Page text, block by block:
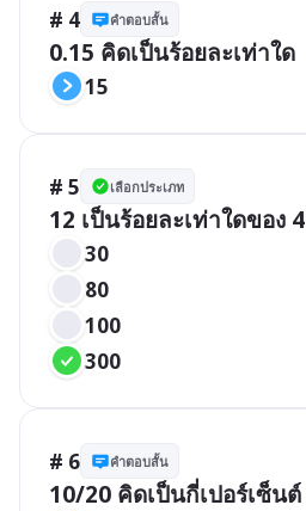
# 4 คำตอบสั้น
0.15 คิดเป็นร้อยละเท่าใด
15
# 5 เลือกประเภท
12 เป็นร้อยละเท่าใดของ 4
30
80
100
300
# 6 คำตอบสั้น
10/20 คิดเป็นกี่เปอร์เซ็นต์